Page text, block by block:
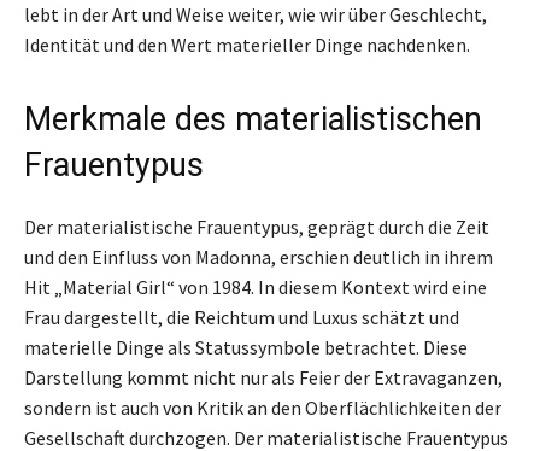
lebt in der Art und Weise weiter, wie wir über Geschlecht,
Identität und den Wert materieller Dinge nachdenken.
Merkmale des materialistischen
Frauentypus
Der materialistische Frauentypus, geprägt durch die Zeit
und den Einfluss von Madonna, erschien deutlich in ihrem
Hit „Material Girl“ von 1984. In diesem Kontext wird eine
Frau dargestellt, die Reichtum und Luxus schätzt und
materielle Dinge als Statussymbole betrachtet. Diese
Darstellung kommt nicht nur als Feier der Extravaganzen,
sondern ist auch von Kritik an den Oberflächlichkeiten der
Gesellschaft durchzogen. Der materialistische Frauentypus